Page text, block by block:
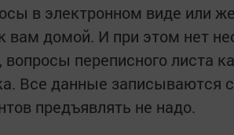
в электронном виде или
вам домой. И при этом нет
переписного листа
Все данные записываются
предъявлять не надо.